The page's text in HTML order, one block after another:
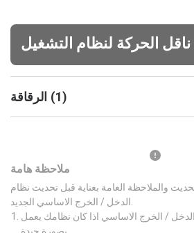
الرقاقة (1)
ملاحظة هامة
والملاحظة العامة بعناية قبل تحديث نظام
/ الخرج الاساسي اذا كان نظامك يعمل